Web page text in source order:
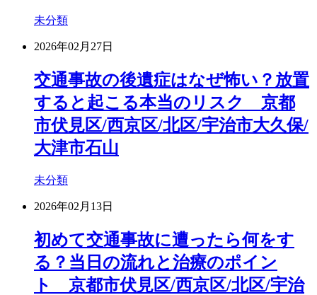
未分類
2026年02月27日
交通事故の後遺症はなぜ怖い？放置
すると起こる本当のリスク 京都
市伏見区/西京区/北区/宇治市大久保/
大津市石山
未分類
2026年02月13日
初めて交通事故に遭ったら何をす
る？当日の流れと治療のポイン
ト 京都市伏見区/西京区/北区/宇治